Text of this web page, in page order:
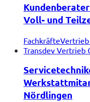
Voll- und
FachkräfteVertrieb
Transdev Vertrieb
Nördlingen